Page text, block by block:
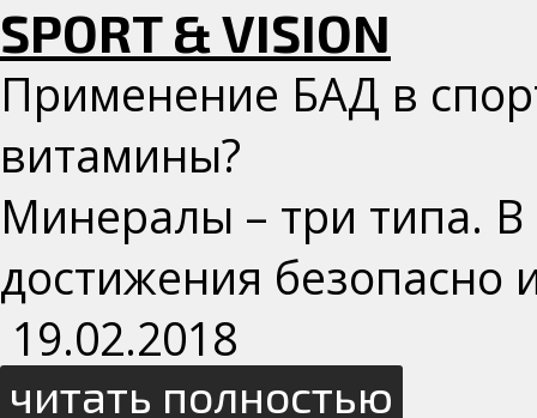
SPORT & VISION
Применение БАД в
витамины?
Минералы – три типа.
достижения
19.02.2018
читать полностью